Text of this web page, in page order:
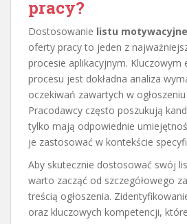
pracy?
Dostosowanie listu
oferty pracy to jeden z
procesie aplikacyjnym. Kluczowym
procesu jest dokładna analiza
oczekiwań zawartych w
Pracodawcy często poszukują
tylko mają odpowiednie
je zastosować w kontekście
Aby skutecznie dostosować swój
warto zacząć od szczegółowego
treścią ogłoszenia.
oraz kluczowych kompetencji,